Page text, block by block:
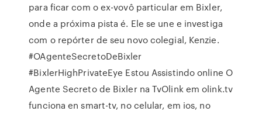
para ficar com o ex-vovô particular em Bixler,
onde a próxima pista é. Ele se une e investiga
com o repórter de seu novo colegial, Kenzie.
#OAgenteSecretoDeBixler
#BixlerHighPrivateEye Estou Assistindo online O
Agente Secreto de Bixler na TvOlink em olink.tv
funciona en smart-tv, no celular, em ios, no